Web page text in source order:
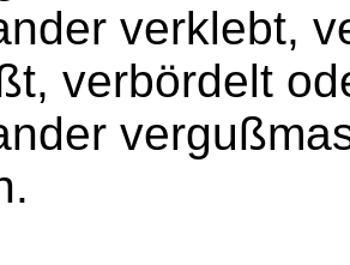
verklebt,
verbördelt